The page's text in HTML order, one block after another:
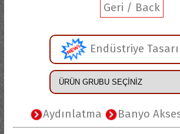
Geri / Back
Endüstriye
Aydınlatma Banyo